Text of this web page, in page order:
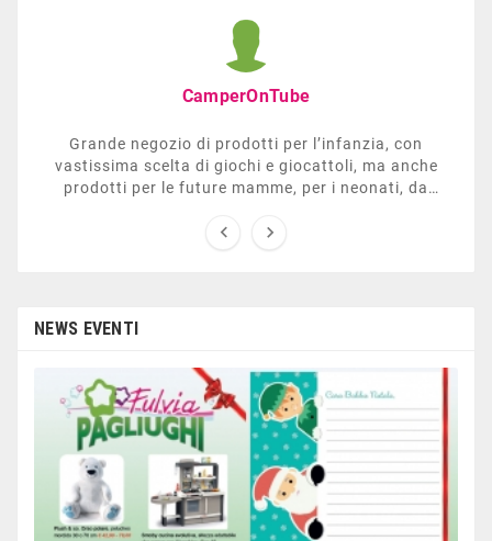
CamperOnTube
Grande negozio di prodotti per l’infanzia, con
vastissima scelta di giochi e giocattoli, ma anche
prodotti per le future mamme, per i neonati, da
sezione dedicata all’arredo giardino, giochi all’aperto,
 
NEWS EVENTI